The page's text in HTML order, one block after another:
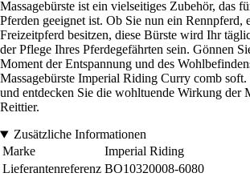
Massagebürste ist ein vielseitiges Zubehör, das
Pferden geeignet ist. Ob Sie nun ein Rennpferd,
Freizeitpferd besitzen, diese Bürste wird Ihr
der Pflege Ihres Pferdegefährten sein. Gönnen
Moment der Entspannung und des
Massagebürste Imperial Riding Curry comb soft.
und entdecken Sie die wohltuende Wirkung der
Reittier.
Zusätzliche Informationen
Marke
Imperial Riding
Lieferantenreferenz BO10320008-6080